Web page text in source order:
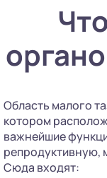
Область малого
котором
важнейшие
репродуктивную,
Сюда входят: